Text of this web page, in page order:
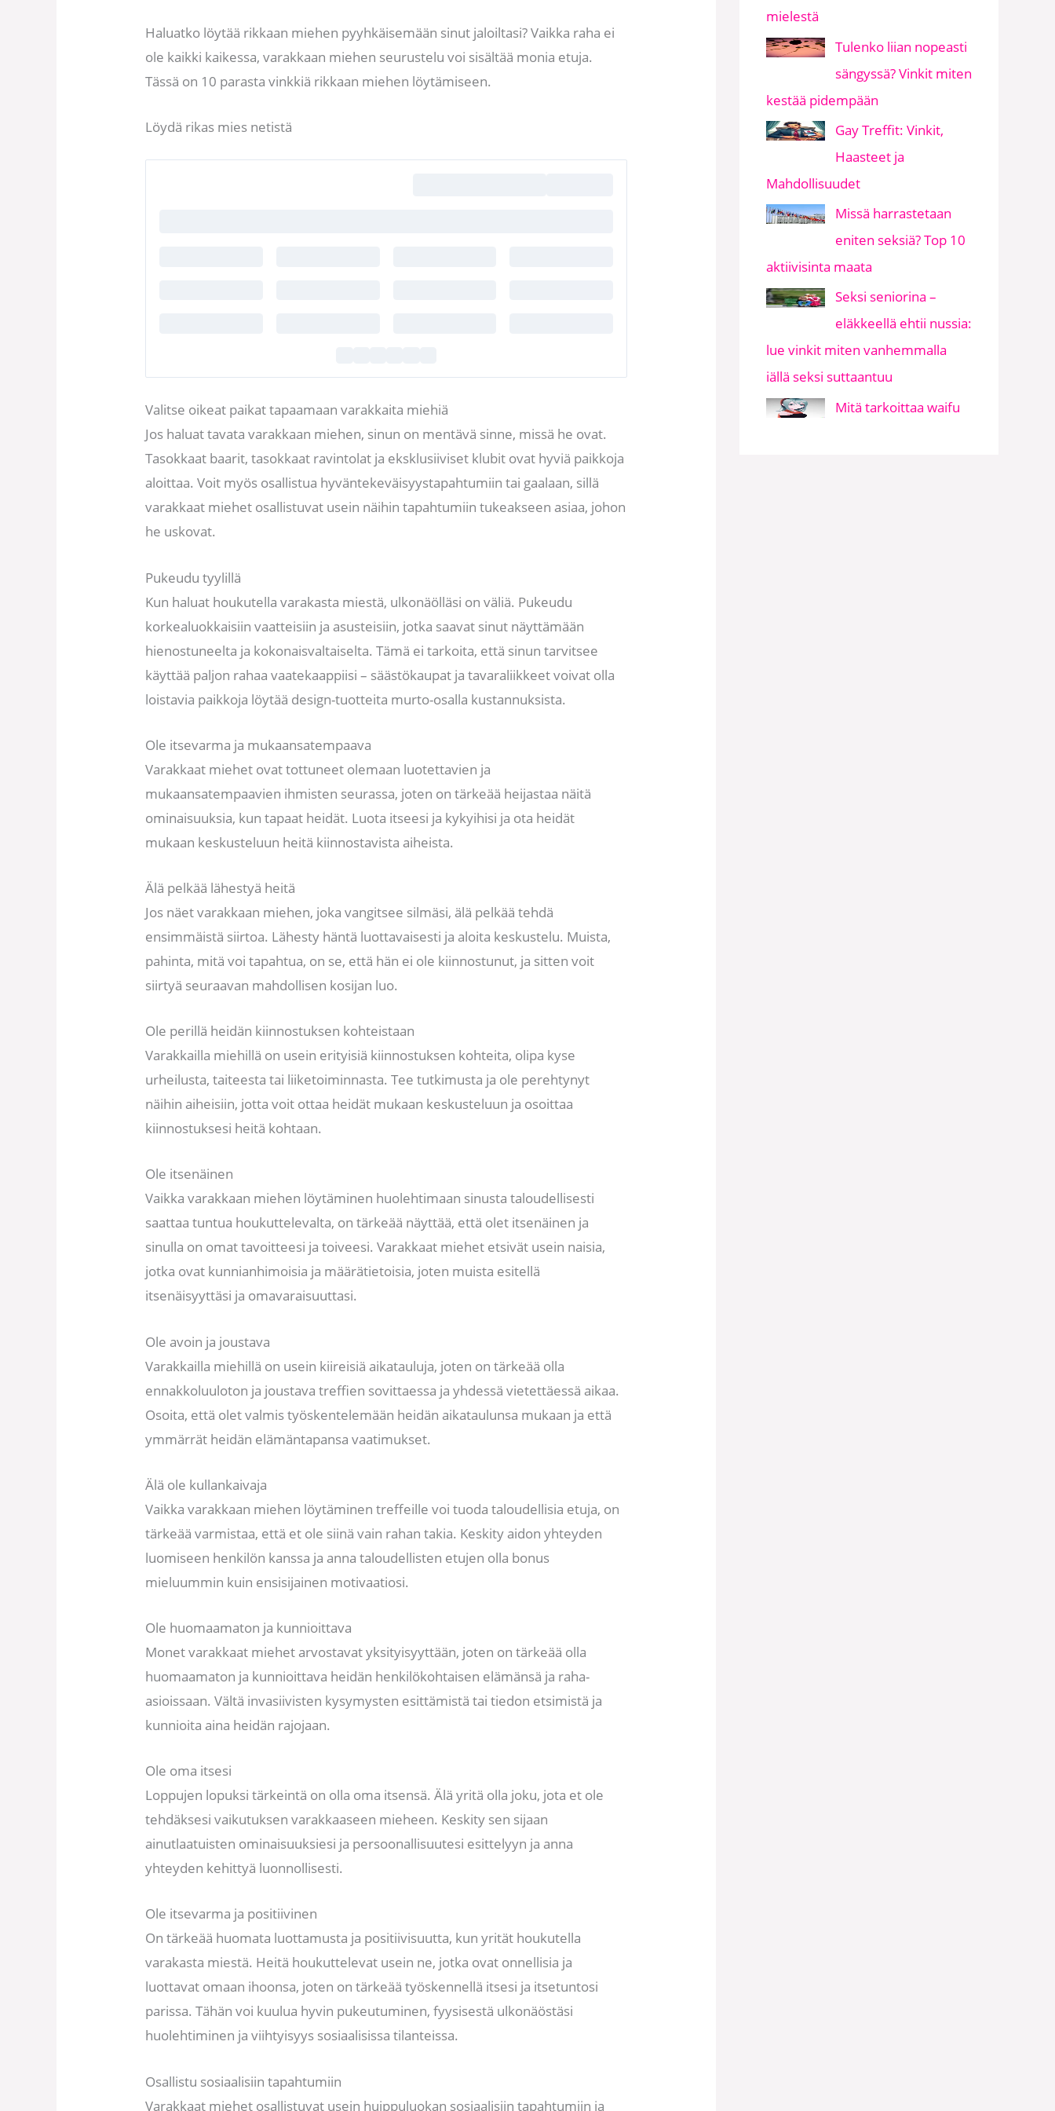
Haluatko löytää rikkaan miehen pyyhkäisemään sinut jaloiltasi? Vaikka raha ei
ole kaikki kaikessa, varakkaan miehen seurustelu voi sisältää monia etuja.
Tässä on 10 parasta vinkkiä rikkaan miehen löytämiseen.
Löydä rikas mies netistä
Valitse oikeat paikat tapaamaan varakkaita miehiä
Jos haluat tavata varakkaan miehen, sinun on mentävä sinne, missä he ovat.
Tasokkaat baarit, tasokkaat ravintolat ja eksklusiiviset klubit ovat hyviä paikkoja
aloittaa. Voit myös osallistua hyväntekeväisyystapahtumiin tai gaalaan, sillä
varakkaat miehet osallistuvat usein näihin tapahtumiin tukeakseen asiaa, johon
he uskovat.
Pukeudu tyylillä
Kun haluat houkutella varakasta miestä, ulkonäölläsi on väliä. Pukeudu
korkealuokkaisiin vaatteisiin ja asusteisiin, jotka saavat sinut näyttämään
hienostuneelta ja kokonaisvaltaiselta. Tämä ei tarkoita, että sinun tarvitsee
käyttää paljon rahaa vaatekaappiisi – säästökaupat ja tavaraliikkeet voivat olla
loistavia paikkoja löytää design-tuotteita murto-osalla kustannuksista.
Ole itsevarma ja mukaansatempaava
Varakkaat miehet ovat tottuneet olemaan luotettavien ja
mukaansatempaavien ihmisten seurassa, joten on tärkeää heijastaa näitä
ominaisuuksia, kun tapaat heidät. Luota itseesi ja kykyihisi ja ota heidät
mukaan keskusteluun heitä kiinnostavista aiheista.
Älä pelkää lähestyä heitä
Jos näet varakkaan miehen, joka vangitsee silmäsi, älä pelkää tehdä
ensimmäistä siirtoa. Lähesty häntä luottavaisesti ja aloita keskustelu. Muista,
pahinta, mitä voi tapahtua, on se, että hän ei ole kiinnostunut, ja sitten voit
siirtyä seuraavan mahdollisen kosijan luo.
Ole perillä heidän kiinnostuksen kohteistaan
Varakkailla miehillä on usein erityisiä kiinnostuksen kohteita, olipa kyse
urheilusta, taiteesta tai liiketoiminnasta. Tee tutkimusta ja ole perehtynyt
näihin aiheisiin, jotta voit ottaa heidät mukaan keskusteluun ja osoittaa
kiinnostuksesi heitä kohtaan.
Ole itsenäinen
Vaikka varakkaan miehen löytäminen huolehtimaan sinusta taloudellisesti
saattaa tuntua houkuttelevalta, on tärkeää näyttää, että olet itsenäinen ja
sinulla on omat tavoitteesi ja toiveesi. Varakkaat miehet etsivät usein naisia,
jotka ovat kunnianhimoisia ja määrätietoisia, joten muista esitellä
itsenäisyyttäsi ja omavaraisuuttasi.
Ole avoin ja joustava
Varakkailla miehillä on usein kiireisiä aikatauluja, joten on tärkeää olla
ennakkoluuloton ja joustava treffien sovittaessa ja yhdessä vietettäessä aikaa.
Osoita, että olet valmis työskentelemään heidän aikataulunsa mukaan ja että
ymmärrät heidän elämäntapansa vaatimukset.
Älä ole kullankaivaja
Vaikka varakkaan miehen löytäminen treffeille voi tuoda taloudellisia etuja, on
tärkeää varmistaa, että et ole siinä vain rahan takia. Keskity aidon yhteyden
luomiseen henkilön kanssa ja anna taloudellisten etujen olla bonus
mieluummin kuin ensisijainen motivaatiosi.
Ole huomaamaton ja kunnioittava
Monet varakkaat miehet arvostavat yksityisyyttään, joten on tärkeää olla
huomaamaton ja kunnioittava heidän henkilökohtaisen elämänsä ja raha-
asioissaan. Vältä invasiivisten kysymysten esittämistä tai tiedon etsimistä ja
kunnioita aina heidän rajojaan.
Ole oma itsesi
Loppujen lopuksi tärkeintä on olla oma itsensä. Älä yritä olla joku, jota et ole
tehdäksesi vaikutuksen varakkaaseen mieheen. Keskity sen sijaan
ainutlaatuisten ominaisuuksiesi ja persoonallisuutesi esittelyyn ja anna
yhteyden kehittyä luonnollisesti.
Ole itsevarma ja positiivinen
On tärkeää huomata luottamusta ja positiivisuutta, kun yrität houkutella
varakasta miestä. Heitä houkuttelevat usein ne, jotka ovat onnellisia ja
luottavat omaan ihoonsa, joten on tärkeää työskennellä itsesi ja itsetuntosi
parissa. Tähän voi kuulua hyvin pukeutuminen, fyysisestä ulkonäöstäsi
huolehtiminen ja viihtyisyys sosiaalisissa tilanteissa.
Osallistu sosiaalisiin tapahtumiin
Varakkaat miehet osallistuvat usein huippuluokan sosiaalisiin tapahtumiin ja
mielestä
Tulenko liian nopeasti
sängyssä? Vinkit miten
kestää pidempään
Gay Treffit: Vinkit,
Haasteet ja
Mahdollisuudet
Missä harrastetaan
eniten seksiä? Top 10
aktiivisinta maata
Seksi seniorina –
eläkkeellä ehtii nussia:
lue vinkit miten vanhemmalla
iällä seksi suttaantuu
Mitä tarkoittaa waifu